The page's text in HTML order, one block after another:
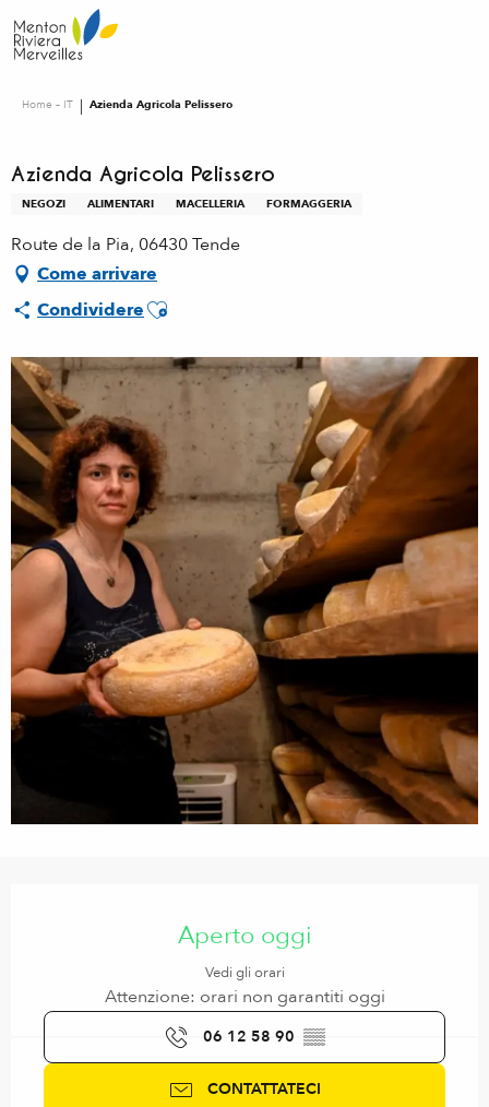
au
contenu
Home – IT Azienda Agricola Pelissero
Azienda Agricola Pelissero
NEGOZI ALIMENTARI MACELLERIA FORMAGGERIA
Route de la Pia, 06430 Tende
Come arrivare
CondividereAjouter aux favoris
Aperto oggi
Vedi gli orari
Attenzione: orari non garantiti oggi
06 12 58 90 ▒▒
CONTATTATECI